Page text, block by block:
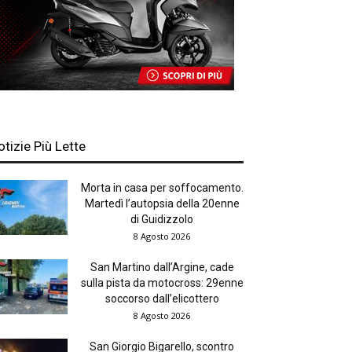
Più Lette
Morta in casa per soffocamento.
Martedì l’autopsia della 20enne
di Guidizzolo
8 Agosto 2026
San Martino dall’Argine, cade
sulla pista da motocross: 29enne
soccorso dall’elicottero
8 Agosto 2026
San Giorgio Bigarello, scontro